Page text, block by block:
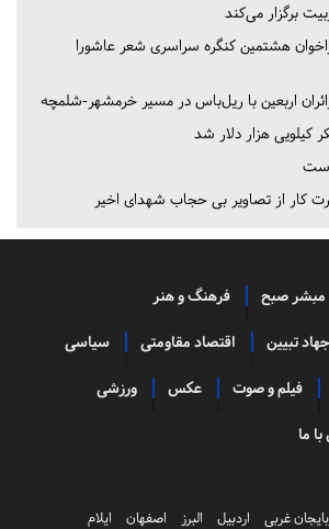
برگزار می‌کند
هشتمین کنگره سراسری شعر عاشورا
اربعین با ریل‌باس در مسیر خرمشهر-شلمچه
کیلویی هزار دلار شد
کار از تصاویر بی حجاب شهدای اخیر
مبشر صبح فرهنگ و هنر
جهاد تبیین اقتصاد مقاومتی سیاسی
فیلم و صوت عکس ورزشی
ما
غربی اردبیل البرز اصفهان ایلام